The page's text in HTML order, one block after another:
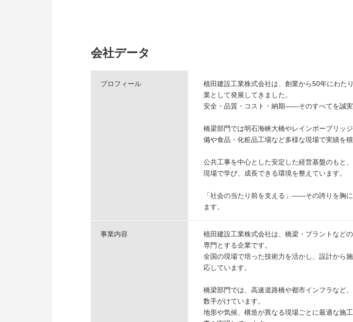
会社データ
プロフィール
植田建設工業株式会社は、創業から50年にわた
業として発展してきました。
安全・品質・コスト・納期――そのすべてを誠実
橋梁部門では明石海峡大橋やレインボーブリッ
備や食品・化粧品工場など多様な現場で実績を積
公共工事を中心とした安定した経営基盤のもと
現場で学び、成長できる環境を整えています。
「社会の当たり前を支える」――その誇りを胸
ます。
事業内容
植田建設工業株式会社は、橋梁・プラントなど
専門とする企業です。
全国の現場で培った技術力を活かし、設計から
応しています。
橋梁部門では、高速道路橋や都市インフラなど
数手がけています。
地形や気候、構造が異なる現場ごとに最適な施